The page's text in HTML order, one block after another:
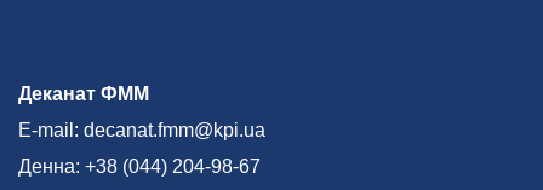
Деканат ФММ
E-mail: decanat.fmm@kpi.ua
Денна: +38 (044) 204-98-67